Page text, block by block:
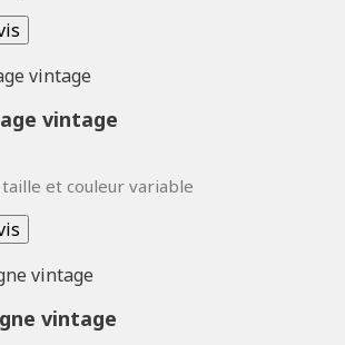
vintage
et couleur variable
vintage